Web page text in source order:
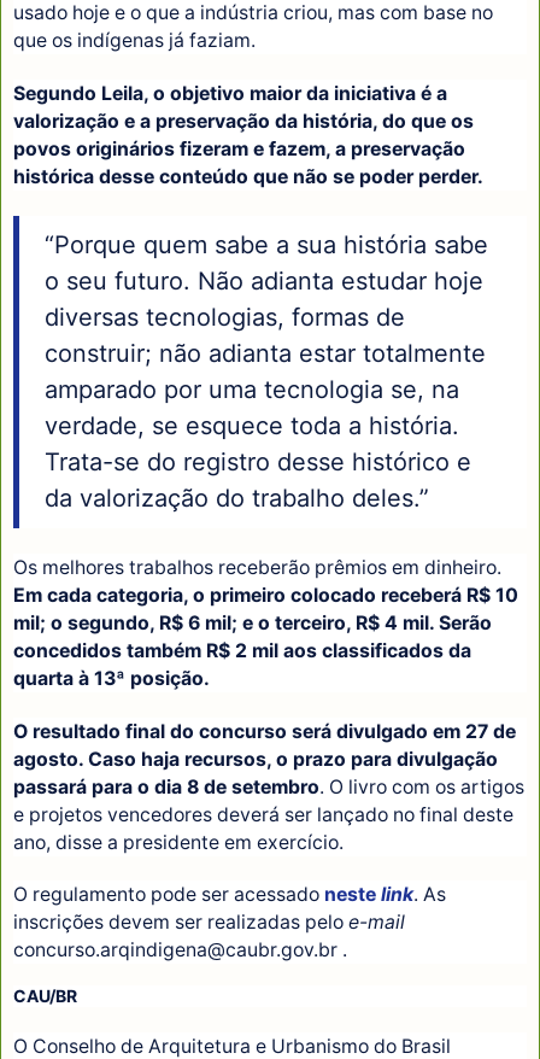
usado hoje e o que a indústria criou, mas com base no
que os indígenas já faziam.
Segundo Leila, o objetivo maior da iniciativa é a
valorização e a preservação da história, do que os
povos originários fizeram e fazem, a preservação
histórica desse conteúdo que não se poder perder.
“Porque quem sabe a sua história sabe
o seu futuro. Não adianta estudar hoje
diversas tecnologias, formas de
construir; não adianta estar totalmente
amparado por uma tecnologia se, na
verdade, se esquece toda a história.
Trata-se do registro desse histórico e
da valorização do trabalho deles.”
Os melhores trabalhos receberão prêmios em dinheiro.
Em cada categoria, o primeiro colocado receberá R$ 10
mil; o segundo, R$ 6 mil; e o terceiro, R$ 4 mil. Serão
concedidos também R$ 2 mil aos classificados da
quarta à 13ª posição.
O resultado final do concurso será divulgado em 27 de
agosto. Caso haja recursos, o prazo para divulgação
passará para o dia 8 de setembro. O livro com os artigos
e projetos vencedores deverá ser lançado no final deste
ano, disse a presidente em exercício.
O regulamento pode ser acessado neste link. As
inscrições devem ser realizadas pelo e-mail
concurso.arqindigena@caubr.gov.br .
CAU/BR
O Conselho de Arquitetura e Urbanismo do Brasil